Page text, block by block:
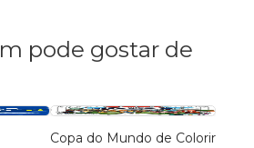
pode gostar de
Copa do Mundo de Colorir